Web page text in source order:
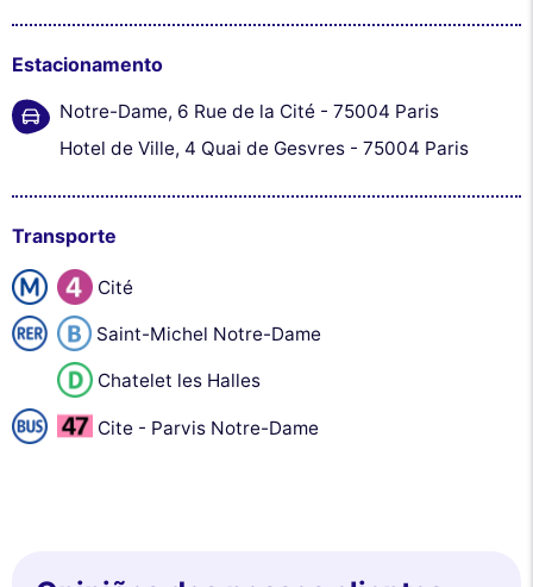
Estacionamento
Notre-Dame, 6 Rue de la Cité - 75004 Paris
Hotel de Ville, 4 Quai de Gesvres - 75004 Paris
Transporte
Cité
Saint-Michel Notre-Dame
Chatelet les Halles
Cite - Parvis Notre-Dame